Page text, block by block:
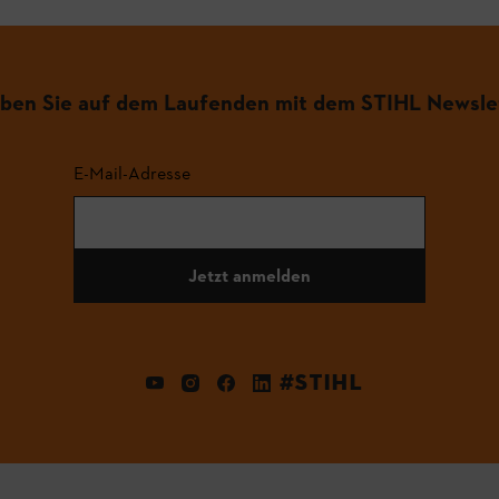
Sie auf dem Laufenden mit dem STIHL
E-Mail-Adresse
Jetzt anmelden
#STIHL